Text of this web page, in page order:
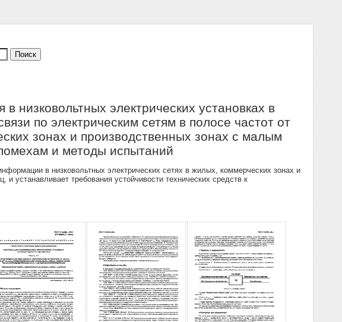
низковольтных электрических установках в
по электрическим сетям в полосе частот от
зонах и производственных зонах с малым
и методы испытаний
в низковольтных электрических сетях в жилых, коммерческих зонах и
устанавливает требования устойчивости технических средств к